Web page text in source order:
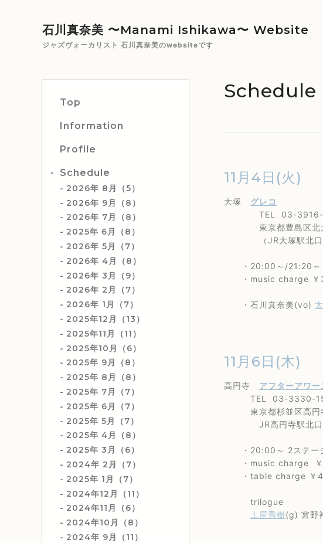
石川真奈美 〜Manami Ishikawa〜 Website
ジャズヴォーカリスト 石川真奈美のwebsiteです
Top
Information
Profile
Schedule
2026年 8月（5）
2026年 9月（8）
2026年 7月（8）
2025年 6月（8）
2026年 5月（7）
2026年 4月（8）
2026年 3月（9）
2026年 2月（7）
2026年 1月（7）
2025年12月（13）
2025年11月（11）
2025年10月（6）
2025年 9月（8）
2025年 8月（8）
2025年 7月（7）
2025年 6月（7）
2025年 5月（7）
2025年 4月（8）
2025年 3月（6）
2024年 2月（7）
2025年 1月（7）
2024年12月（11）
2024年11月（6）
2024年10月（8）
2024年 9月（11）
Schedule
11月4日(火)
大塚 グレコ
TEL 03-3916-
東京都豊島区北
（JR大塚駅北口よ
・20:00～/21:20
・music charge ￥
・石川真奈美(vo)
11月6日(木)
高円寺 アフターアワー
TEL 03-3330-
東京都杉並区高円
JR高円寺駅北口か
・20:00～ 2ステー
・music charge ￥
・table charge ￥
trilogue
土屋秀樹(g) 宮野